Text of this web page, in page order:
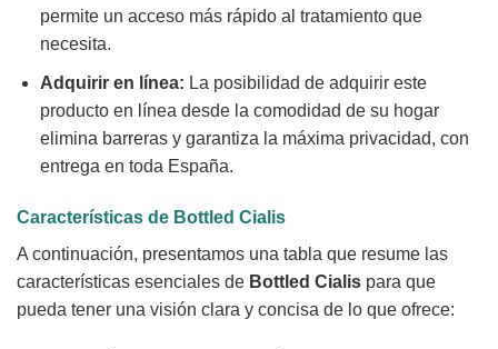
permite un acceso más rápido al tratamiento que
necesita.
Adquirir en línea: La posibilidad de adquirir este
producto en línea desde la comodidad de su hogar
elimina barreras y garantiza la máxima privacidad, con
entrega en toda España.
Características de Bottled Cialis
A continuación, presentamos una tabla que resume las
características esenciales de Bottled Cialis para que
pueda tener una visión clara y concisa de lo que ofrece: